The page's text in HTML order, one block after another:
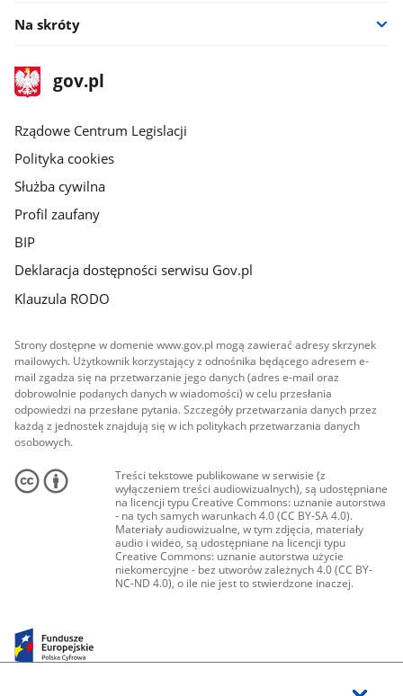
Na skróty
stopka
gov.plStrona
gov.pl
Rządowe Centrum Legislacji
Polityka cookies
Służba cywilna
Profil zaufany
BIP
Deklaracja dostępności serwisu Gov.pl
Klauzula RODO
Strony dostępne w domenie www.gov.pl mogą zawierać adresy skrzynek
mailowych. Użytkownik korzystający z odnośnika będącego adresem e-
mail zgadza się na przetwarzanie jego danych (adres e-mail oraz
dobrowolnie podanych danych w wiadomości) w celu przesłania
odpowiedzi na przesłane pytania. Szczegóły przetwarzania danych przez
każdą z jednostek znajdują się w ich politykach przetwarzania danych
osobowych.
Treści tekstowe publikowane w serwisie (z
wyłączeniem treści audiowizualnych), są udostępniane
na licencji typu Creative Commons: uznanie autorstwa
- na tych samych warunkach 4.0 (CC BY-SA 4.0).
Materiały audiowizualne, w tym zdjęcia, materiały
audio i wideo, są udostępniane na licencji typu
Creative Commons: uznanie autorstwa użycie
niekomercyjne - bez utworów zależnych 4.0 (CC BY-
NC-ND 4.0), o ile nie jest to stwierdzone inaczej.